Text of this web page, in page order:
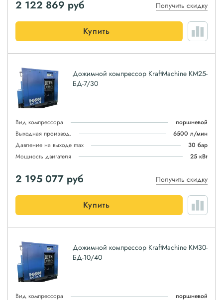
2 122 869 руб Получить скидку
Купить
Дожимной компрессор KraftMachine КМ25-
БД-7/30
Вид компрессора
поршневой
Выходная производ.
6500 л/мин
Давление на выходе max
30 бар
Мощность двигателя
25 кВт
2 195 077 руб Получить скидку
Купить
Дожимной компрессор KraftMachine КМ30-
БД-10/40
Вид компрессора
поршневой